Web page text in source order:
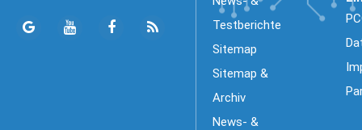
Testberichte
Sitemap
Sitemap &
Archiv
News- &